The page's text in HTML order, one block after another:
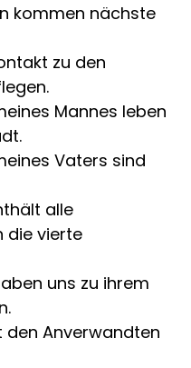
kommen nächste
zu den
Mannes leben
Vaters sind
alle
die vierte
uns zu ihrem
den Anverwandten